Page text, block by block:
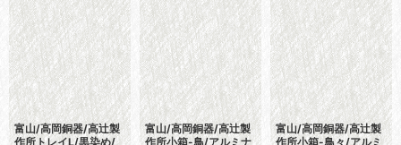
富山/高岡銅器/高辻製
作所トレイL/黒染め/
富山/高岡銅器/高辻製
作所小箱-鳥/アルミナ
富山/高岡銅器/高辻製
作所小箱-鳥々/アルミ